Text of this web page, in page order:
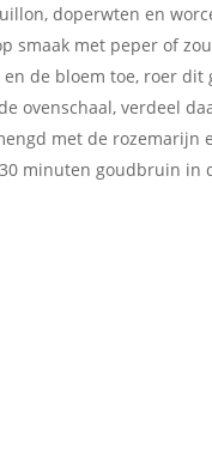
doperwten en
smaak met peper of
de bloem toe, roer dit
ovenschaal, verdeel
met de rozemarijn
minuten goudbruin in